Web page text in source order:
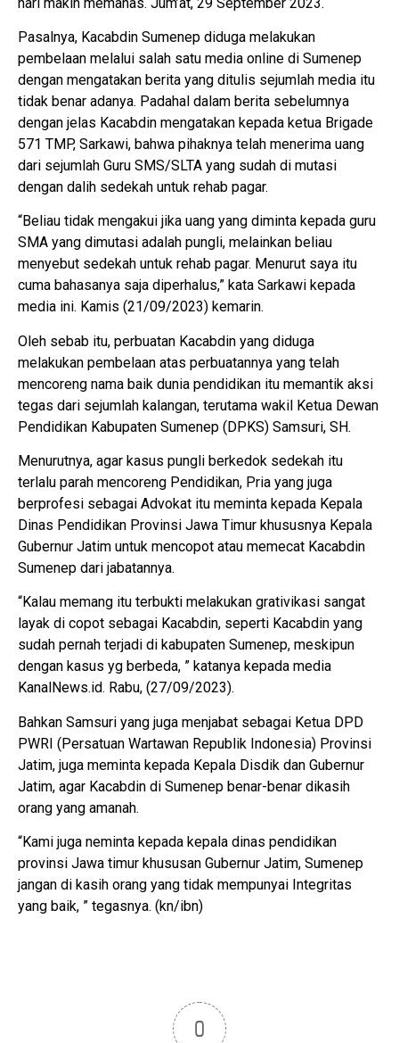
Pasalnya, Kacabdin Sumenep diduga melakukan
pembelaan melalui salah satu media online di Sumenep
dengan mengatakan berita yang ditulis sejumlah media itu
tidak benar adanya. Padahal dalam berita sebelumnya
dengan jelas Kacabdin mengatakan kepada ketua Brigade
571 TMP, Sarkawi, bahwa pihaknya telah menerima uang
dari sejumlah Guru SMS/SLTA yang sudah di mutasi
dengan dalih sedekah untuk rehab pagar.
“Beliau tidak mengakui jika uang yang diminta kepada guru
SMA yang dimutasi adalah pungli, melainkan beliau
menyebut sedekah untuk rehab pagar. Menurut saya itu
cuma bahasanya saja diperhalus,” kata Sarkawi kepada
media ini. Kamis (21/09/2023) kemarin.
Oleh sebab itu, perbuatan Kacabdin yang diduga
melakukan pembelaan atas perbuatannya yang telah
mencoreng nama baik dunia pendidikan itu memantik aksi
tegas dari sejumlah kalangan, terutama wakil Ketua Dewan
Pendidikan Kabupaten Sumenep (DPKS) Samsuri, SH.
Menurutnya, agar kasus pungli berkedok sedekah itu
terlalu parah mencoreng Pendidikan, Pria yang juga
berprofesi sebagai Advokat itu meminta kepada Kepala
Dinas Pendidikan Provinsi Jawa Timur khususnya Kepala
Gubernur Jatim untuk mencopot atau memecat Kacabdin
Sumenep dari jabatannya.
“Kalau memang itu terbukti melakukan grativikasi sangat
layak di copot sebagai Kacabdin, seperti Kacabdin yang
sudah pernah terjadi di kabupaten Sumenep, meskipun
dengan kasus yg berbeda, ” katanya kepada media
KanalNews.id. Rabu, (27/09/2023).
Bahkan Samsuri yang juga menjabat sebagai Ketua DPD
PWRI (Persatuan Wartawan Republik Indonesia) Provinsi
Jatim, juga meminta kepada Kepala Disdik dan Gubernur
Jatim, agar Kacabdin di Sumenep benar-benar dikasih
orang yang amanah.
“Kami juga neminta kepada kepala dinas pendidikan
provinsi Jawa timur khususan Gubernur Jatim, Sumenep
jangan di kasih orang yang tidak mempunyai Integritas
yang baik, ” tegasnya. (kn/ibn)
0